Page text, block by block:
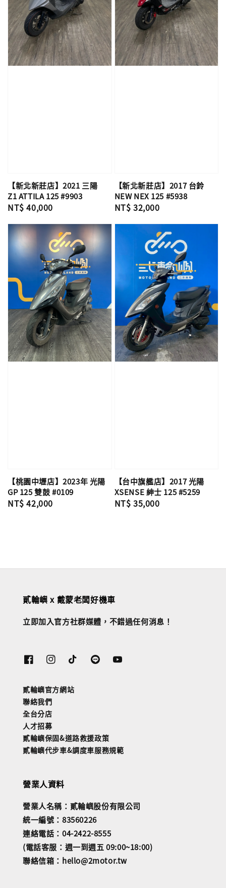
【新北新莊店】2021 三陽
Z1 ATTILA 125 #9903
Regular
NT$ 40,000
【新北新莊店】2017 台鈴
NEW NEX 125 #5938
Regular
NT$ 32,000
【桃園中壢店】2023年 光陽
GP 125 雙鼓 #0109
Regular
NT$ 42,000
【台中旗艦店】2017 光陽
XSENSE 紳士 125 #5259
Regular
NT$ 35,000
貳輪嶼 x 戴蒙老闆好機車
立即加入官方社群媒體，不錯過任何消息！
貳輪嶼官方網站
聯絡我們
全台分店
人才招募
貳輪嶼保固&道路救援政策
貳輪嶼代步車&調度車服務規範
營業人資料
營業人名稱：貳輪嶼股份有限公司
統一編號：83560226
連絡電話：04-2422-8555
(電話客服：週一到週五 09:00~18:00)
聯絡信箱：hello@2motor.tw